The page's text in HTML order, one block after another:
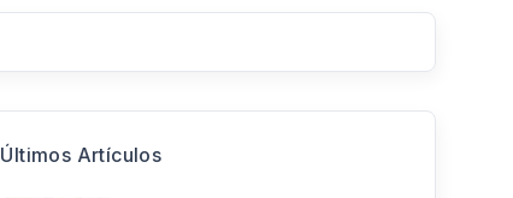
Últimos Artículos